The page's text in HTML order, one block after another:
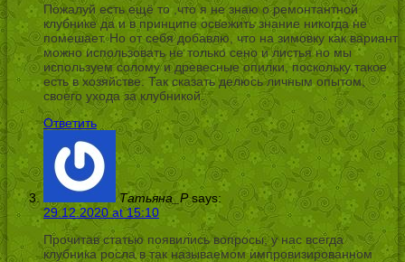
Пожалуй есть ещё то ,что я не знаю о ремонтантной
клубнике да и в принципе освежить знание никогда не
помешает. Но от себя добавлю, что на зимовку как вариант
можно использовать не только сено и листья но мы
используем солому и древесные опилки, поскольку такое
есть в хозяйстве. Так сказать делюсь личным опытом,
своего ухода за клубникой.
Ответить
Татьяна_Р says:
29.12.2020 at 15:10
Прочитав статью появились вопросы, у нас всегда
клубника росла в так называемом импровизированном